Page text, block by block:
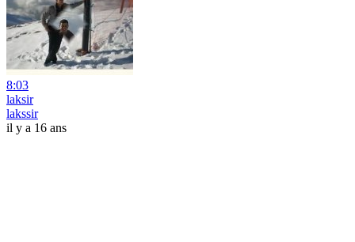
8:03
laksir
lakssir
il y a 16 ans